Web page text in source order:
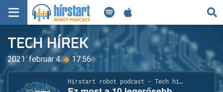
KERESÉS
KEZDŐLAP
FRISS HÍREK
TECH HÍREK
TECH HÍREK
2021. február 4.◆ 17:56